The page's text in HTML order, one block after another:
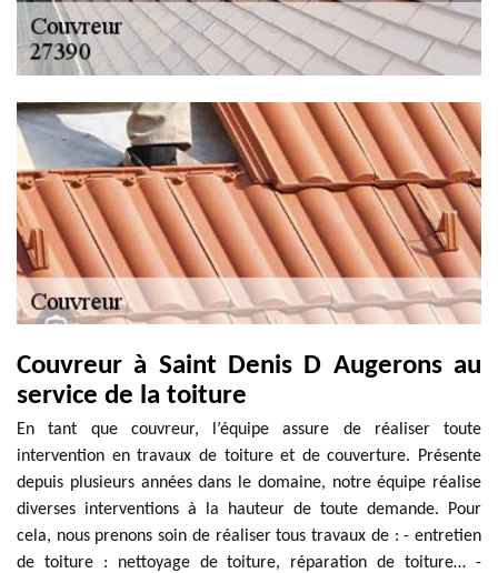
Couvreur à Saint Denis D Augerons au
service de la toiture
En tant que couvreur, l’équipe assure de réaliser toute
intervention en travaux de toiture et de couverture. Présente
depuis plusieurs années dans le domaine, notre équipe réalise
diverses interventions à la hauteur de toute demande. Pour
cela, nous prenons soin de réaliser tous travaux de : - entretien
de toiture : nettoyage de toiture, réparation de toiture… -